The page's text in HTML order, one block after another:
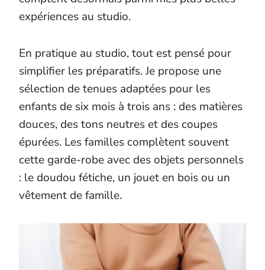
expériences au studio.
En pratique au studio, tout est pensé pour
simplifier les préparatifs. Je propose une
sélection de tenues adaptées pour les
enfants de six mois à trois ans : des matières
douces, des tons neutres et des coupes
épurées. Les familles complètent souvent
cette garde-robe avec des objets personnels
: le doudou fétiche, un jouet en bois ou un
vêtement de famille.